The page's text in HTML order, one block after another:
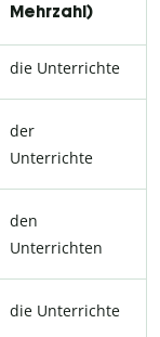
Mehrzahl)
die Unterrichte
der
Unterrichte
den
Unterrichten
die Unterrichte